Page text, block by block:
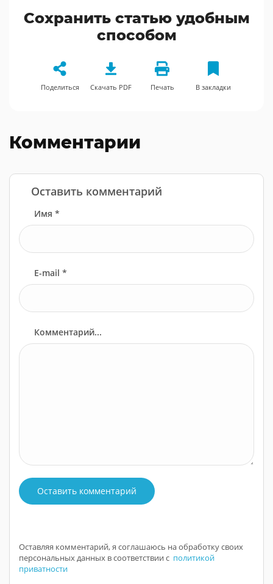
Сохранить статью удобным
способом
Поделиться Скачать PDF Печать В закладки
Комментарии
Оставить комментарий
Имя *
E-mail *
Комментарий...
Оставить комментарий
Оставляя комментарий, я соглашаюсь на обработку своих
персональных данных в соответствии с политикой
приватности